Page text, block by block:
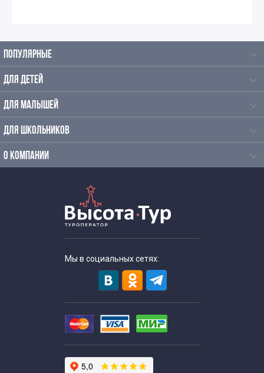
ПОПУЛЯРНЫЕ
ДЛЯ ДЕТЕЙ
ДЛЯ МАЛЫШЕЙ
ДЛЯ ШКОЛЬНИКОВ
О КОМПАНИИ
Мы в социальных сетях: